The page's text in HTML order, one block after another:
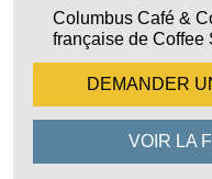
Columbus Café &
française de Coffee
DEMANDER
VOIR LA